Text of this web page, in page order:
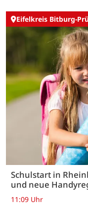
Eifelkreis Bitburg-
Schulstart in
und neue
11:09 Uhr